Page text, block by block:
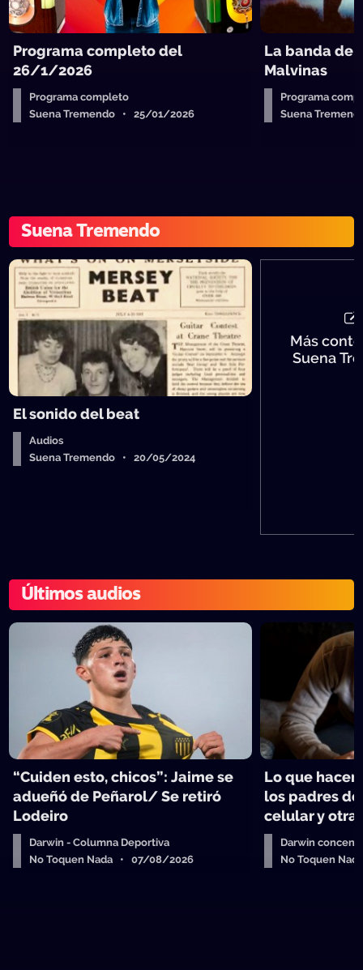
Programa completo del
26/1/2026
Programa completo
Suena Tremendo • 25/01/2026
La banda de
Malvinas
Programa
Suena
Suena Tremendo
El sonido del beat
Audios
Suena Tremendo • 20/05/2024
Más
Suena
Últimos audios
“Cuiden esto, chicos”: Jaime se
adueñó de Peñarol/ Se retiró
Lodeiro
Darwin - Columna Deportiva
No Toquen Nada • 07/08/2026
Lo que
los padres
celular y
Darwin
No Toquen